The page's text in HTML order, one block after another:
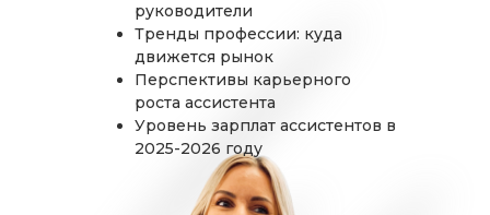
руководители
Тренды профессии: куда
движется рынок
Перспективы карьерного
роста ассистента
Уровень зарплат ассистентов в
2025-2026 году